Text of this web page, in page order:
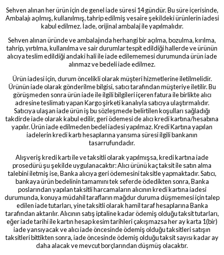
Sehven alınan her ürün için de genel iade süresi 14 gündür. Bu süre içerisinde,
Ambalajı açılmış, kullanılmış, tahrip edilmiş vesaire şekildeki ürünlerin iadesi
kabul edilmez. İade, orijinal ambalaj ile yapılmalıdır.
Sehven alınan üründe ve ambalajında herhangi bir açılma, bozulma, kırılma,
tahrip, yırtılma, kullanılma ve sair durumlar tespit edildiği hallerde ve ürünün
alıcıya teslim edildiği andaki hali ile iade edilememesi durumunda ürün iade
alınmaz ve bedeli iade edilmez.
Ürün iadesi için, durum öncelikli olarak müşteri hizmetlerine iletilmelidir.
Ürünün iade olarak gönderilme bilgisi, satıcı tarafından müşteriye iletilir. Bu
görüşmeden sonra ürün iade ile ilgili bilgileri içeren fatura ile birlikte alıcı
adresine teslimatı yapan Kargo şirketi kanalıyla satıcıya ulaştırmalıdır.
Satıcıya ulaşan iade ürün iş bu sözleşmede belirtilen koşulları sağladığı
takdirde iade olarak kabul edilir, geri ödemesi de alıcı kredi kartına/hesabına
yapılır. Ürün iade edilmeden bedel iadesi yapılmaz. Kredi Kartına yapılan
iadelerin kredi kartı hesaplarına yansıma süresi ilgili bankanın
tasarrufundadır.
Alışveriş kredi kartı ile ve taksitli olarak yapılmışsa, kredi kartına iade
prosedürü şu şekilde uygulanacaktır: Alıcı ürünü kaç taksit ile satın alma
talebini iletmiş ise, Banka alıcıya geri ödemesini taksitle yapmaktadır. Satıcı,
bankaya ürün bedelinin tamamını tek seferde ödedikten sonra, Banka
poslarından yapılan taksitli harcamaların alıcının kredi kartına iadesi
durumunda, konuya müdahil tarafların mağdur duruma düşmemesi için talep
edilen iade tutarları, yine taksitli olarak hamil taraf hesaplarına Banka
tarafından aktarılır. Alıcının satış iptaline kadar ödemiş olduğu taksit tutarları,
eğer iade tarihi ile kartın hesap kesim tarihleri çakışmazsa her ay karta 1(bir)
iade yansıyacak ve alıcı iade öncesinde ödemiş olduğu taksitleri satışın
taksitleri bittikten sonra, iade öncesinde ödemiş olduğu taksit sayısı kadar ay
daha alacak ve mevcut borçlarından düşmüş olacaktır.